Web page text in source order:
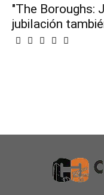
"The Boroughs:
jubilación